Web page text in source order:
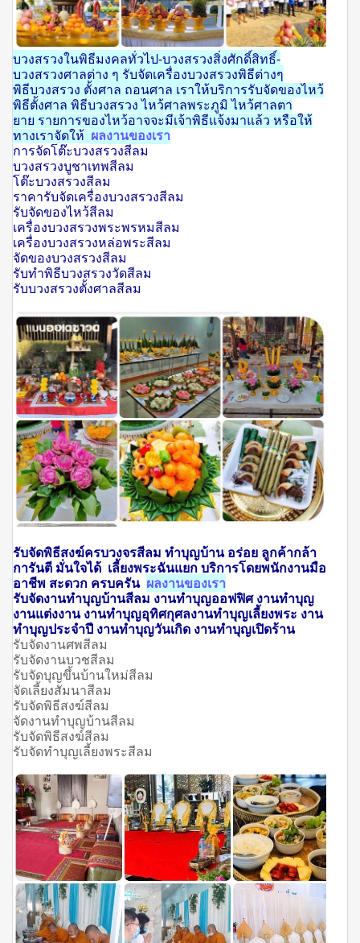
บวงสรวงในพิธีมงคลทั่วไป-บวงสรวงสิ่งศักดิ์สิทธิ์-
บวงสรวงศาลต่าง ๆ รับจัดเครื่องบวงสรวงพิธีต่างๆ
พิธีบวงสรวง ตั้งศาล ถอนศาล เราให้บริการรับจัดของไหว้
พิธีตั้งศาล พิธีบวงสรวง ไหว้ศาลพระภูมิ ไหว้ศาลตา
ยาย รายการของไหว้อาจจะมีเจ้าพิธีแจ้งมาแล้ว หรือให้
ทางเราจัดให้ ผลงานของเรา
การจัดโต๊ะบวงสรวงสีลม
บวงสรวงบูชาเทพสีลม
โต๊ะบวงสรวงสีลม
ราคารับจัดเครื่องบวงสรวงสีลม
รับจัดของไหว้สีลม
เครื่องบวงสรวงพระพรหมสีลม
เครื่องบวงสรวงหล่อพระสีลม
จัดของบวงสรวงสีลม
รับทำพิธีบวงสรวงวัดสีลม
รับบวงสรวงตั้งศาลสีลม
รับจัดพิธีสงฆ์ครบวงจรสีลม ทำบุญบ้าน อร่อย ลูกค้ากล้า
การันตี มั่นใจได้ เลี้ยงพระฉันแยก บริการโดยพนักงานมือ
อาชีพ สะดวก ครบครัน ผลงานของเรา
รับจัดงานทำบุญบ้านสีลม งานทำบุญออฟฟิศ งานทำบุญ
งานแต่งงาน งานทำบุญอุทิศกุศลงานทำบุญเลี้ยงพระ งาน
ทำบุญประจำปี งานทำบุญวันเกิด งานทำบุญเปิดร้าน
รับจัดงานศพสีลม
รับจัดงานบวชสีลม
รับจัดบุญขึ้นบ้านใหม่สีลม
จัดเลี้ยงสัมนาสีลม
รับจัดพิธีสงฆ์สีลม
จัดงานทำบุญบ้านสีลม
รับจัดพิธีสงฆ์สีลม
รับจัดทำบุญเลี้ยงพระสีลม